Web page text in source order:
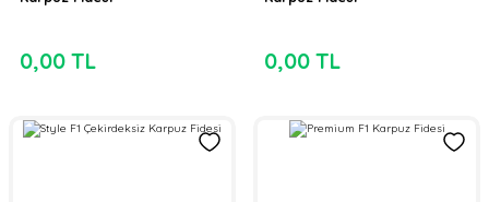
0,00 TL 0,00 TL